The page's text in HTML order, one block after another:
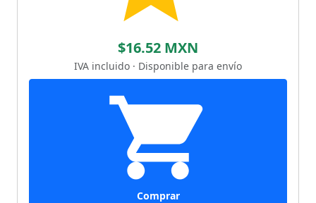
$16.52 MXN
IVA incluido · Disponible para envío
Comprar